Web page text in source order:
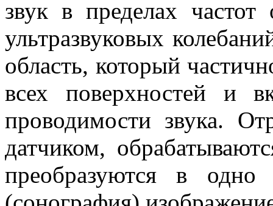
звук в пределах
ультразвуковых
область, который
всех поверхностей и
проводимости звука.
датчиком,
преобразуются в одно